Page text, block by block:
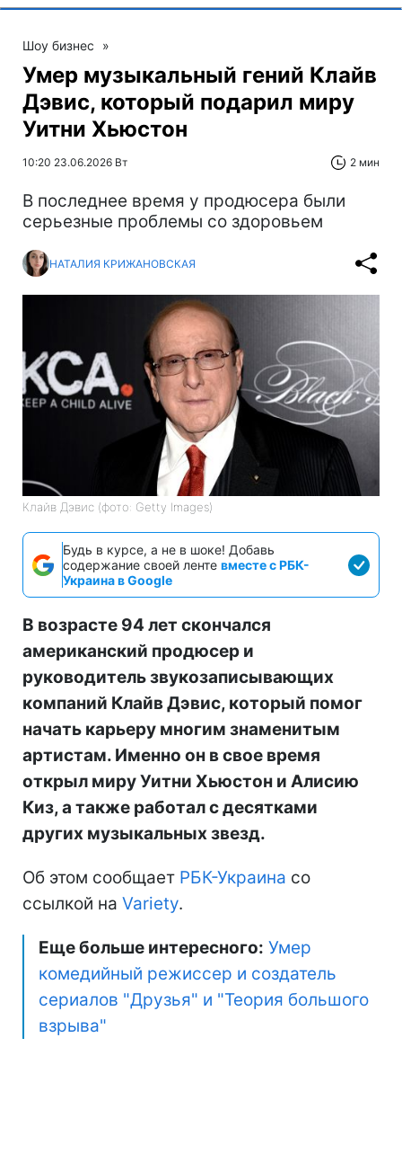
Шоу бизнес »
Умер музыкальный гений Клайв
Дэвис, который подарил миру
Уитни Хьюстон
10:20 23.06.2026 Вт 2 мин
В последнее время у продюсера были
серьезные проблемы со здоровьем
НАТАЛИЯ КРИЖАНОВСКАЯ
Клайв Дэвис (фото: Getty Images)
Будь в курсе, а не в шоке! Добавь
содержание своей ленте вместе с РБК-
Украина в Google
В возрасте 94 лет скончался
американский продюсер и
руководитель звукозаписывающих
компаний Клайв Дэвис, который помог
начать карьеру многим знаменитым
артистам. Именно он в свое время
открыл миру Уитни Хьюстон и Алисию
Киз, а также работал с десятками
других музыкальных звезд.
Об этом сообщает РБК-Украина со
ссылкой на Variety.
Еще больше интересного: Умер
комедийный режиссер и создатель
сериалов "Друзья" и "Теория большого
взрыва"